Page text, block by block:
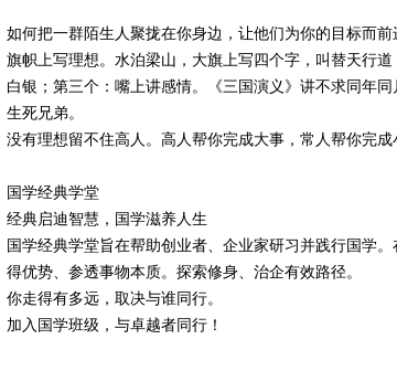
如何把一群陌生人聚拢在你身边，让他们为你的目标而
旗帜上写理想。水泊梁山，大旗上写四个字，叫替天行
白银；第三个：嘴上讲感情。《三国演义》讲不求同年
生死兄弟。
没有理想留不住高人。高人帮你完成大事，常人帮你完成
国学经典学堂
经典启迪智慧，国学滋养人生
国学经典学堂旨在帮助创业者、企业家研习并践行国学
得优势、参透事物本质。探索修身、治企有效路径。
你走得有多远，取决与谁同行。
加入国学班级，与卓越者同行！